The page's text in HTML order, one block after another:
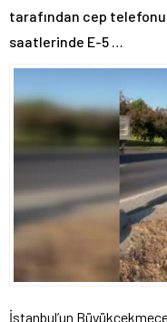
tarafından cep telefonu
saatlerinde E-5 …
İstanbul’un